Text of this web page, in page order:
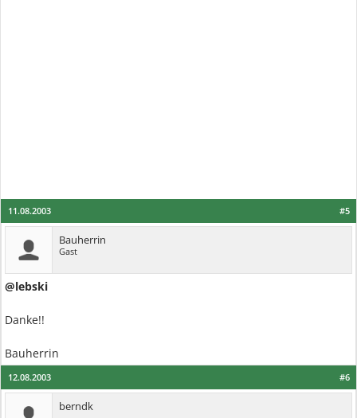
#5
11.08.2003
Bauherrin
Gast
@lebski
Danke!!
Bauherrin
#6
12.08.2003
berndk